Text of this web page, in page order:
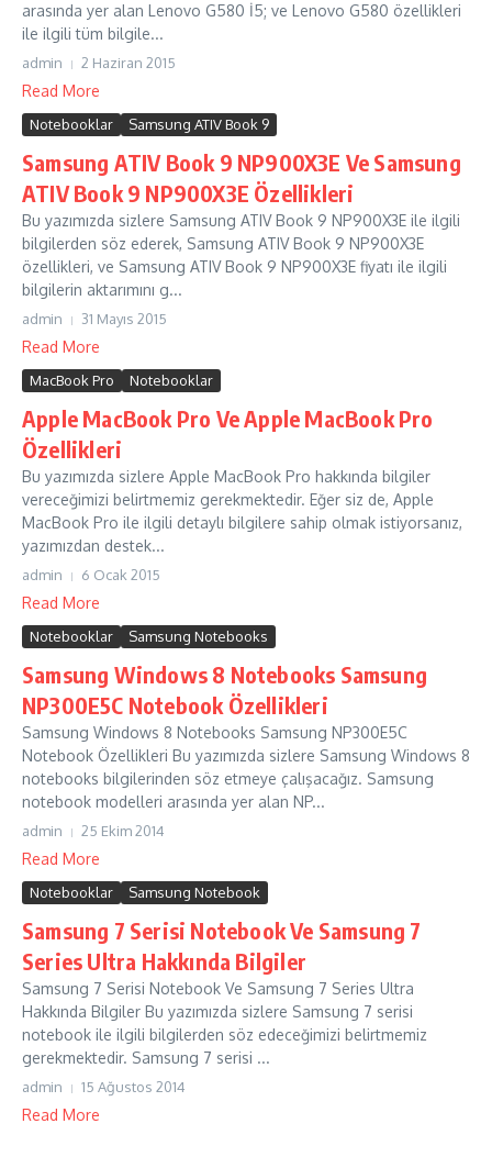
arasında yer alan Lenovo G580 İ5; ve Lenovo G580 özellikleri
ile ilgili tüm bilgile...
admin 2 Haziran 2015
Read More
Notebooklar Samsung ATIV Book 9
Samsung ATIV Book 9 NP900X3E Ve Samsung
ATIV Book 9 NP900X3E Özellikleri
Bu yazımızda sizlere Samsung ATIV Book 9 NP900X3E ile ilgili
bilgilerden söz ederek, Samsung ATIV Book 9 NP900X3E
özellikleri, ve Samsung ATIV Book 9 NP900X3E fiyatı ile ilgili
bilgilerin aktarımını g...
admin 31 Mayıs 2015
Read More
MacBook Pro Notebooklar
Apple MacBook Pro Ve Apple MacBook Pro
Özellikleri
Bu yazımızda sizlere Apple MacBook Pro hakkında bilgiler
vereceğimizi belirtmemiz gerekmektedir. Eğer siz de, Apple
MacBook Pro ile ilgili detaylı bilgilere sahip olmak istiyorsanız,
yazımızdan destek...
admin 6 Ocak 2015
Read More
Notebooklar Samsung Notebooks
Samsung Windows 8 Notebooks Samsung
NP300E5C Notebook Özellikleri
Samsung Windows 8 Notebooks Samsung NP300E5C
Notebook Özellikleri Bu yazımızda sizlere Samsung Windows 8
notebooks bilgilerinden söz etmeye çalışacağız. Samsung
notebook modelleri arasında yer alan NP...
admin 25 Ekim 2014
Read More
Notebooklar Samsung Notebook
Samsung 7 Serisi Notebook Ve Samsung 7
Series Ultra Hakkında Bilgiler
Samsung 7 Serisi Notebook Ve Samsung 7 Series Ultra
Hakkında Bilgiler Bu yazımızda sizlere Samsung 7 serisi
notebook ile ilgili bilgilerden söz edeceğimizi belirtmemiz
gerekmektedir. Samsung 7 serisi ...
admin 15 Ağustos 2014
Read More